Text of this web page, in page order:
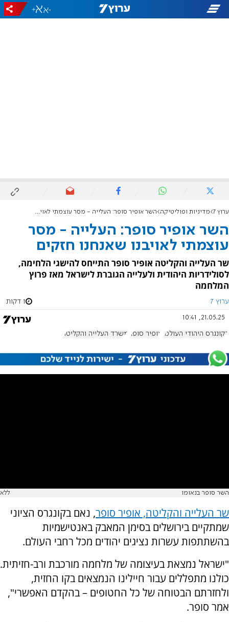
-
+
ערוץ 7 מדיניות ופוליטיקה השר אופיר סופר: העלייה - מסר עוצמתי לאויבנו שאנחנו חזקים
השר אופיר סופר: העלייה - מסר
עוצמתי לאויבנו שאנחנו חזקים
שר העלייה והקליטה אופיר סופר התייחס להישגי הלחימה,
לסולידריות היהודית ולעלייה הגוברת לישראל מאז פרוץ
המלחמה
ערוץ 7 1 דקות
21.05.25, 10:41
הקונגרס היהודי העולמי אופיר סופר משרד העלייה והקליטה
השר סופר בנאומו ללא
שר העלייה והקליטה, אופיר סופר, נאם בקונגרס הציוני
שמתקיים בירושלים בסימן המאבק באנטישמיות
בהשתתפות עשרות נציגים יהודים מכל רחבי העולם.
"ישראל נמצאת בעיצומה של מלחמה מורכבת ורב-חזיתית.
כולנו מתפללים עבור חיילינו הנמצאים בקו החזית,
ולחזרתם הבטוחה של כל החטופים – בהקדם האפשרי",
אמר סופר.